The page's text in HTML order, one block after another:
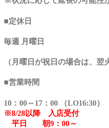
■定休日
毎週 月曜日
（月曜日が祝日の場合は、翌
■営業時間
10：00～17：00 （LO16:30）
※8/28以降 入店受付
平日 朝9：00～